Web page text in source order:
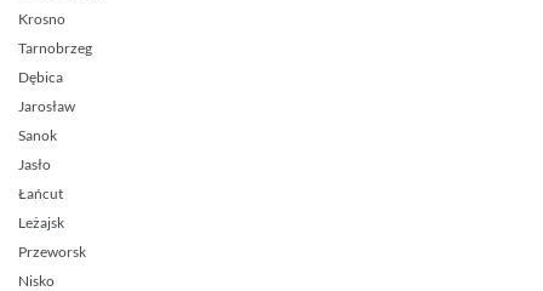
Krosno
Tarnobrzeg
Dębica
Jarosław
Sanok
Jasło
Łańcut
Leżajsk
Przeworsk
Nisko